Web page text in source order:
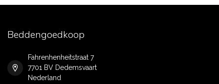
Beddengoedkoop
Fahrenhenheitstraat 7
7701 BV Dedemsvaart
Nederland